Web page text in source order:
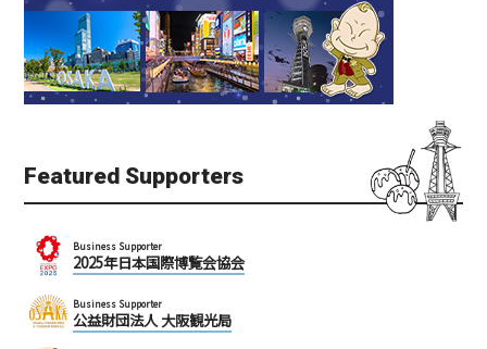
Featured Supporters
Business Supporter
2025年日本国際博覧会協会
Business Supporter
公益財団法人 大阪観光局